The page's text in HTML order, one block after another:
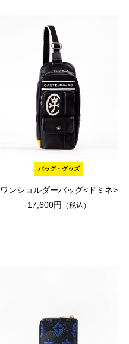
バッグ・グッズ
ワンショルダーバッグ<ドミネ>
17,600円
（税込）